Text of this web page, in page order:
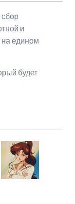
сбор
и
на едином
будет